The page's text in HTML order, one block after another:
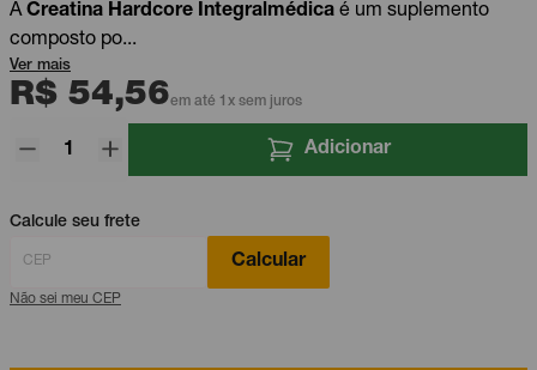
ACreatina Hardcore Integralmédica é um suplemento
composto po...
Ver mais
R$ 54,56em até 1x sem juros
Adicionar
Calcule seu frete
Calcular
Não sei meu CEP